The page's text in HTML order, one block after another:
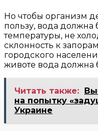
Но чтобы организм
пользу, вода должна
температуры, не
склонность к
городского
животе вода должна
Читать также:
на попытку
Украине